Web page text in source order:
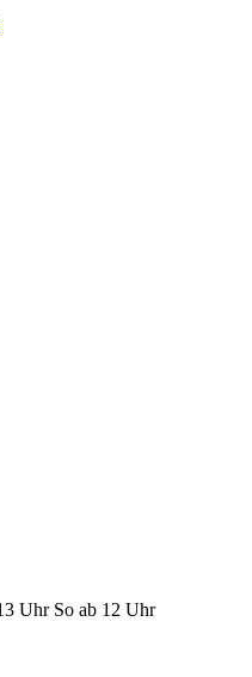
Uhr So ab 12 Uhr